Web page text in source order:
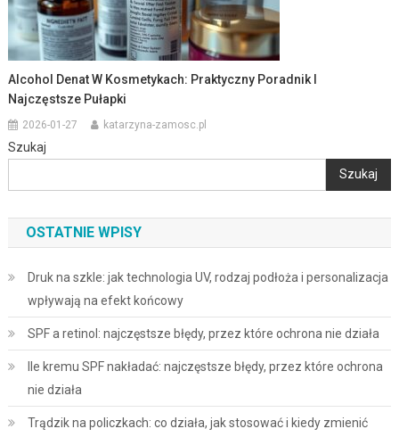
Alcohol Denat W Kosmetykach: Praktyczny Poradnik I
Najczęstsze Pułapki
2026-01-27 katarzyna-zamosc.pl
Szukaj
Szukaj
OSTATNIE WPISY
Druk na szkle: jak technologia UV, rodzaj podłoża i personalizacja
wpływają na efekt końcowy
SPF a retinol: najczęstsze błędy, przez które ochrona nie działa
Ile kremu SPF nakładać: najczęstsze błędy, przez które ochrona
nie działa
Trądzik na policzkach: co działa, jak stosować i kiedy zmienić